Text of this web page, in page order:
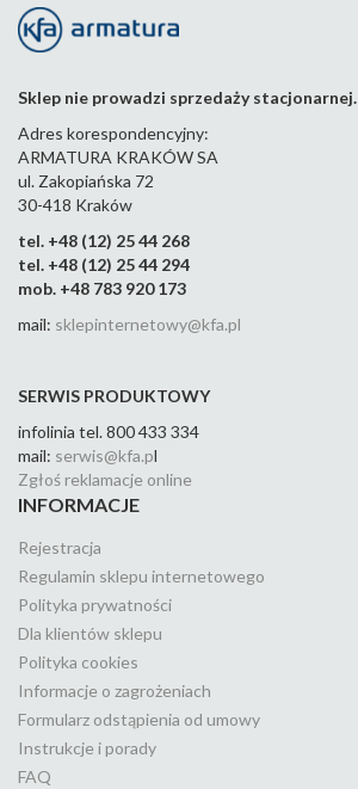
kąt
123-
44
103-
44
Sklep nie prowadzi sprzedaży stacjonarnej.
Adres korespondencyjny:
ARMATURA KRAKÓW SA
ul. Zakopiańska 72
30-418 Kraków
tel. +48 (12) 25 44 268
tel. +48 (12) 25 44 294
mob. +48 783 920 173
mail: sklepinternetowy@kfa.pl
SERWIS PRODUKTOWY
infolinia tel. 800 433 334
mail: serwis@kfa.pl
Zgłoś reklamacje online
INFORMACJE
Rejestracja
Regulamin sklepu internetowego
Polityka prywatności
Dla klientów sklepu
Polityka cookies
Informacje o zagrożeniach
Formularz odstąpienia od umowy
Instrukcje i porady
FAQ